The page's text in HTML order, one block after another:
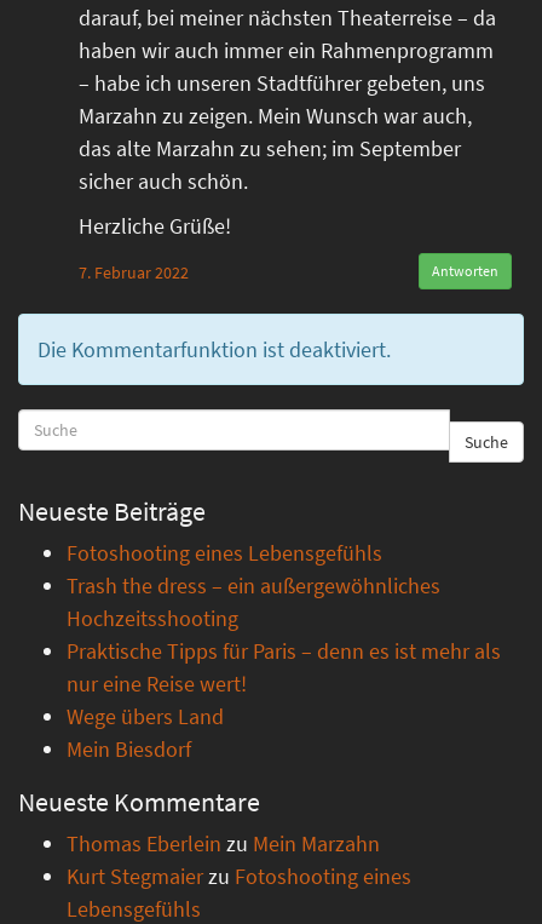
darauf, bei meiner nächsten Theaterreise – da
haben wir auch immer ein Rahmenprogramm
– habe ich unseren Stadtführer gebeten, uns
Marzahn zu zeigen. Mein Wunsch war auch,
das alte Marzahn zu sehen; im September
sicher auch schön.
Herzliche Grüße!
7. Februar 2022 Antworten
Die Kommentarfunktion ist deaktiviert.
Suche
Neueste Beiträge
Fotoshooting eines Lebensgefühls
Trash the dress – ein außergewöhnliches
Hochzeitsshooting
Praktische Tipps für Paris – denn es ist mehr als
nur eine Reise wert!
Wege übers Land
Mein Biesdorf
Neueste Kommentare
Thomas Eberlein zu Mein Marzahn
Kurt Stegmaierzu Fotoshooting eines
Lebensgefühls